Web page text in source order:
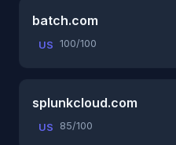
batch.com
US 100/100
splunkcloud.com
US 85/100